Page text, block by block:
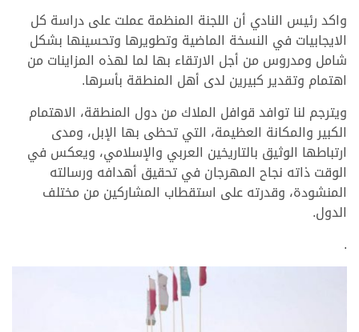
واكد رئيس النادي أن اللجنة المنظمة عملت على دراسة كل
الايجابيات في النسخة الماضية وتطويرها وتحسينها بشكل
شامل ومدروس من أجل الارتقاء بها لما لهذه المزاينات من
اهتمام وتقدير كبيرين لدى أهل المنطقة بأسرها.
ويترجم لنا توافد قوافل الملاك من دول المنطقة، الاهتمام
الكبير والمكانة العظيمة، التي تحظى بها الإبل، ومدى
ارتباطها الوثيق بالتاريخين العربي والإسلامي، ويعكس في
الوقت ذاته نجاح المهرجان في تحقيق أهدافه ورسالته
المنشودة، وقدرته على استقطاب المشاركين من مختلف
الدول.
.